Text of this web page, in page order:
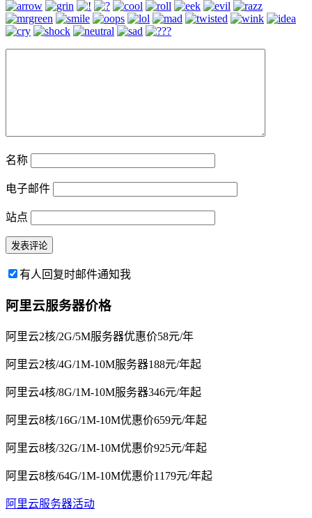
名称
电子邮件
站点
有人回复时邮件通知我
阿里云服务器价格
阿里云2核/2G/5M服务器优惠价58元/年
阿里云2核/4G/1M-10M服务器188元/年起
阿里云4核/8G/1M-10M服务器346元/年起
阿里云8核/16G/1M-10M优惠价659元/年起
阿里云8核/32G/1M-10M优惠价925元/年起
阿里云8核/64G/1M-10M优惠价1179元/年起
阿里云服务器活动